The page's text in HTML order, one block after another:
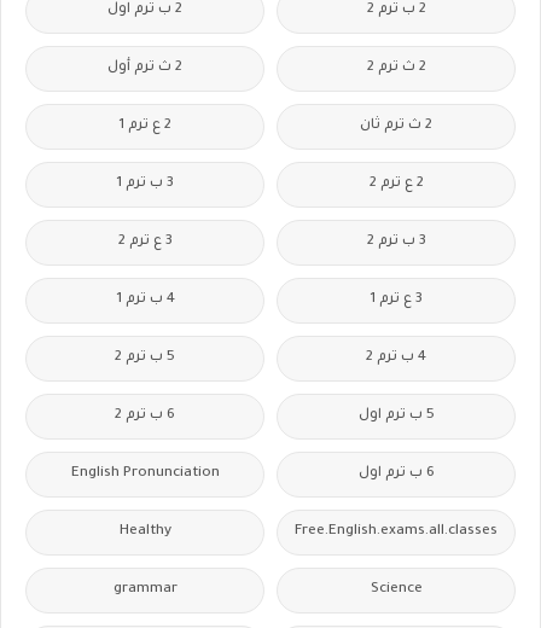
2 ب ترم 2 2 ب ترم اول
2 ث ترم 2 2 ث ترم أول
2 ث ترم ثان 2 ع ترم 1
2 ع ترم 2 3 ب ترم 1
3 ب ترم 2 3 ع ترم 2
3 ع ترم 1 4 ب ترم 1
4 ب ترم 2 5 ب ترم 2
5 ب ترم اول 6 ب ترم 2
6 ب ترم اول English Pronunciation
Free.English.exams.all.classes
Healthy
Science
grammar